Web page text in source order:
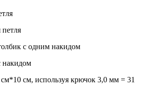
с одним накидом
см*10 см, используя крючок 3,0 мм = 31